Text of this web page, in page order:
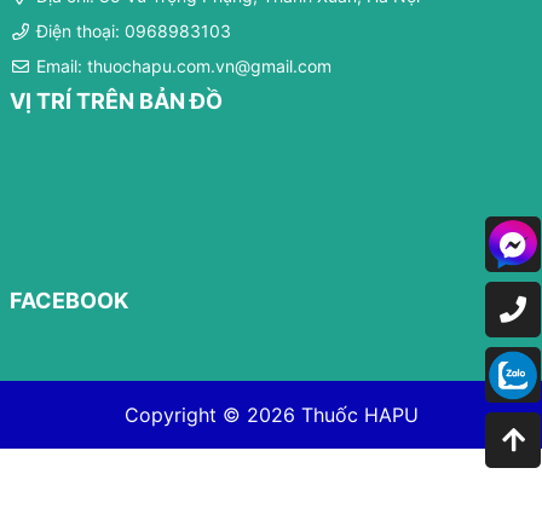
Điện thoại: 0968983103
Email: thuochapu.com.vn@gmail.com
VỊ TRÍ TRÊN BẢN ĐỒ
FACEBOOK
Copyright © 2026 Thuốc HAPU